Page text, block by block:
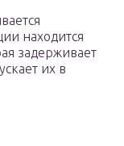
находится
задерживает
их в